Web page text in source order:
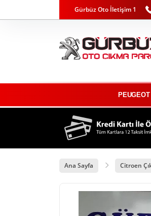
Gürbüz Oto İletişim 1
PEUGEOT
Ana Sayfa Citroen